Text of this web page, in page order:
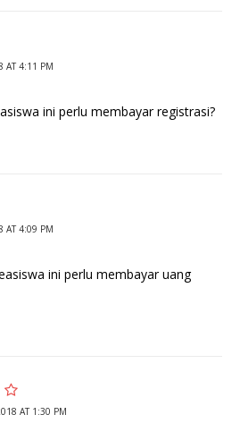
AT 4:11 PM
ini perlu membayar registrasi?
AT 4:09 PM
ini perlu membayar uang
AT 1:30 PM